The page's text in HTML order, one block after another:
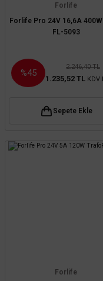
Forlife
Forlife Pro 24V 16,6A
FL-5093
%45
2.246,40 TL
1.235,52 TL KDV
Sepete Ekle
Forlife